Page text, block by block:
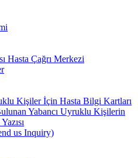
Hasta Çağrı Merkezi
Kişiler İçin Hasta Bilgi Kartları
Yabancı Uyruklu Kişilerin
us Inquiry)